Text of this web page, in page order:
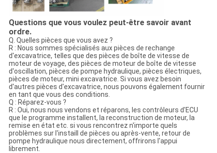
Questions que vous voulez peut-être savoir avant
ordre.
Q. Quelles pièces que vous avez ?
R : Nous sommes spécialisés aux pièces de rechange
d'excavatrice, telles que des pièces de boîte de vitesse de
moteur de voyage, des pièces de moteur de boîte de vitesse
d'oscillation, pièces de pompe hydraulique, pièces électriques,
pièces de moteur, mini excavatrice. Si vous avez besoin
d'autres pièces d'excavatrice, nous pouvons également fournir
en tant que vous des conditions.
Q : Réparez-vous ?
R : Oui, nous nous vendons et réparons, les contrôleurs d'ECU
que le programme installent, la reconstruction de moteur, la
remise en état etc. si vous rencontrez n'importe quels
problèmes sur l'instaill de pièces ou après-vente, retour de
pompe hydraulique nous directement, offrirons l'appui
librement.